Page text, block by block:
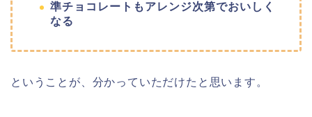
準チョコレートもアレンジ次第でおいしく
なる
ということが、分かっていただけたと思います。